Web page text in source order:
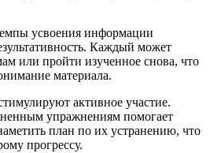
усвоения информации
Каждый может
или пройти изученное снова, что
материала.
активное участие.
упражнениям помогает
план по их устранению, что
прогрессу.